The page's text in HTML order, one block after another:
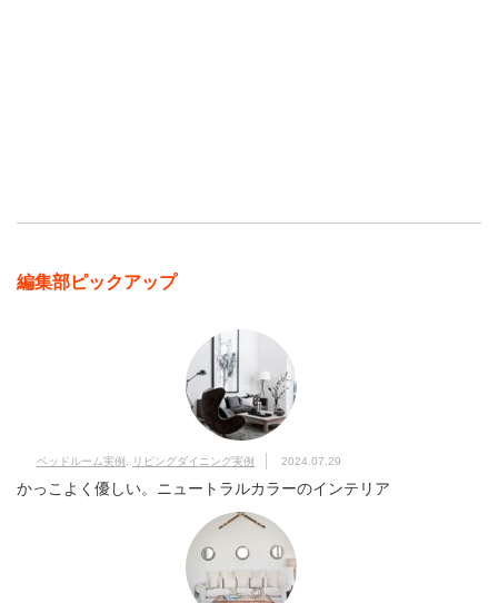
編集部ピックアップ
ベッドルーム実例 リビングダイニング実例 2024.07.29
かっこよく優しい。ニュートラルカラーのインテリア